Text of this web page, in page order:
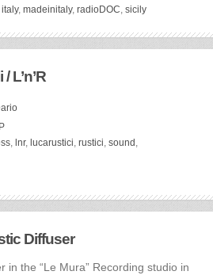
italy, madeinitaly, radioDOC sicily
L’n’R
lnr, lucarustici rustici sound
Diffuser
in the “Le Mura” Recording studio in